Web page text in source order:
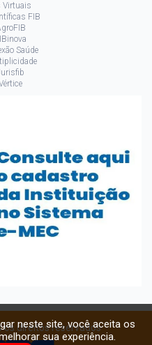
Virtuais
FIB
Saúde
os direitos reservados
neste site, você aceita os
sua experiência.